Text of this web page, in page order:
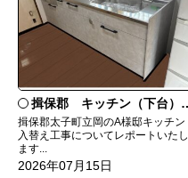
揖保郡 キッチン（下台）交換
揖保郡太子町立岡のA様邸キッチン
入替え工事についてレポートいたし
ます...
2026年07月15日